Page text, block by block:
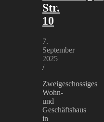
Str.
10
7.
September
2025
/
Zweigeschossiges
Wohn-
und
Geschäftshaus
in